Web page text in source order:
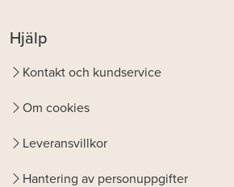
Hjälp
Kontakt och kundservice
Om cookies
Leveransvillkor
Hantering av personuppgifter